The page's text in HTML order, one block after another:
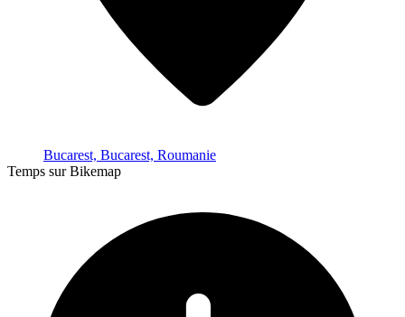
Bucarest, Bucarest, Roumanie
Temps sur Bikemap